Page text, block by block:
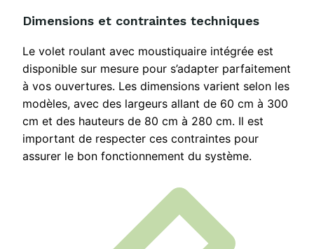
Dimensions et contraintes techniques
Le volet roulant avec moustiquaire intégrée est
disponible sur mesure pour s’adapter parfaitement
à vos ouvertures. Les dimensions varient selon les
modèles, avec des largeurs allant de 60 cm à 300
cm et des hauteurs de 80 cm à 280 cm. Il est
important de respecter ces contraintes pour
assurer le bon fonctionnement du système.